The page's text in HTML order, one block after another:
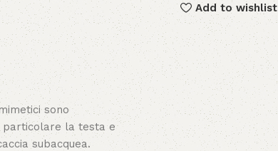
Add to wishlist
sono
particolare la testa e
subacquea.